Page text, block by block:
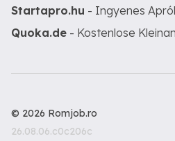
Startapro.hu - Ingyenes
Quoka.de - Kostenlose
© 2026 Romjob.ro
26.08.06.c0c206c